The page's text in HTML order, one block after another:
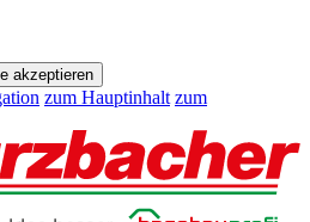
akzeptieren
zum Hauptinhalt zum